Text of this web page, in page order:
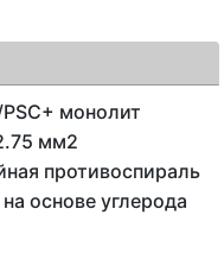
PSC+ монолит
мм2
противоспираль
на основе углерода